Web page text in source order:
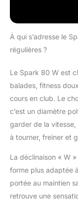
À qui s’adresse le
régulières ?
Le Spark 80 W est
balades, fitness
cours en club. Le
c’est un diamètre
garder de la
à tourner, freiner et
La déclinaison « W
forme plus adaptée
portée au maintien
retrouve une